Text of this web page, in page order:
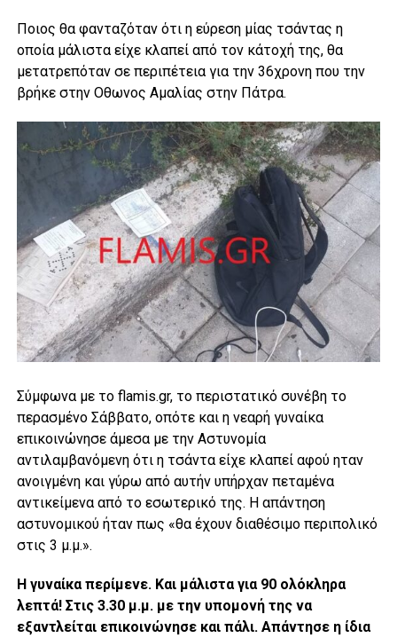
Ποιος θα φανταζόταν ότι η εύρεση μίας τσάντας η
οποία μάλιστα είχε κλαπεί από τον κάτοχή της, θα
μετατρεπόταν σε περιπέτεια για την 36χρονη που την
βρήκε στην Οθωνος Αμαλίας στην Πάτρα.
Σύμφωνα με το flamis.gr, το περιστατικό συνέβη το
περασμένο Σάββατο, οπότε και η νεαρή γυναίκα
επικοινώνησε άμεσα με την Αστυνομία
αντιλαμβανόμενη ότι η τσάντα είχε κλαπεί αφού ηταν
ανοιγμένη και γύρω από αυτήν υπήρχαν πεταμένα
αντικείμενα από το εσωτερικό της. Η απάντηση
αστυνομικού ήταν πως «θα έχουν διαθέσιμο περιπολικό
στις 3 μ.μ.».
Η γυναίκα περίμενε. Και μάλιστα για 90 ολόκληρα
λεπτά! Στις 3.30 μ.μ. με την υπομονή της να
εξαντλείται επικοινώνησε και πάλι. Απάντησε η ίδια